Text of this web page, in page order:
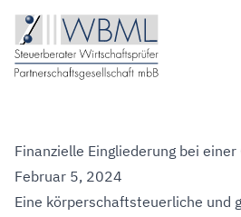
Finanzielle Eingliederung bei einer
Februar 5, 2024
Eine körperschaftsteuerliche und